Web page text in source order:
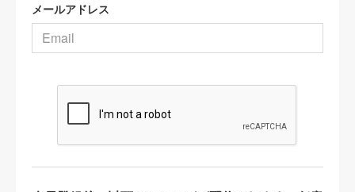
メールアドレス